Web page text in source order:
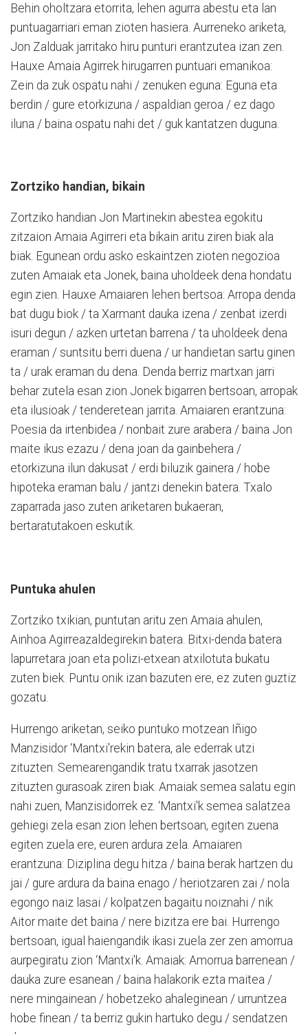
Behin oholtzara etorrita, lehen agurra abestu eta lan
puntuagarriari eman zioten hasiera. Aurreneko ariketa,
Jon Zalduak jarritako hiru punturi erantzutea izan zen.
Hauxe Amaia Agirrek hirugarren puntuari emanikoa:
Zein da zuk ospatu nahi / zenuken eguna: Eguna eta
berdin / gure etorkizuna / aspaldian geroa / ez dago
iluna / baina ospatu nahi det / guk kantatzen duguna.
Zortziko handian, bikain
Zortziko handian Jon Martinekin abestea egokitu
zitzaion Amaia Agirreri eta bikain aritu ziren biak ala
biak. Egunean ordu asko eskaintzen zioten negozioa
zuten Amaiak eta Jonek, baina uholdeek dena hondatu
egin zien. Hauxe Amaiaren lehen bertsoa: Arropa denda
bat dugu biok / ta Xarmant dauka izena / zenbat izerdi
isuri degun / azken urtetan barrena / ta uholdeek dena
eraman / suntsitu berri duena / ur handietan sartu ginen
ta / urak eraman du dena. Denda berriz martxan jarri
behar zutela esan zion Jonek bigarren bertsoan, arropak
eta ilusioak / tenderetean jarrita. Amaiaren erantzuna:
Poesia da irtenbidea / nonbait zure arabera / baina Jon
maite ikus ezazu / dena joan da gainbehera /
etorkizuna ilun dakusat / erdi biluzik gainera / hobe
hipoteka eraman balu / jantzi denekin batera. Txalo
zaparrada jaso zuten ariketaren bukaeran,
bertaratutakoen eskutik.
Puntuka ahulen
Zortziko txikian, puntutan aritu zen Amaia ahulen,
Ainhoa Agirreazaldegirekin batera. Bitxi-denda batera
lapurretara joan eta polizi-etxean atxilotuta bukatu
zuten biek. Puntu onik izan bazuten ere, ez zuten guztiz
gozatu.
Hurrengo ariketan, seiko puntuko motzean Iñigo
Manzisidor ‘Mantxi'rekin batera, ale ederrak utzi
zituzten. Semearengandik tratu txarrak jasotzen
zituzten gurasoak ziren biak. Amaiak semea salatu egin
nahi zuen, Manzisidorrek ez. ‘Mantxi'k semea salatzea
gehiegi zela esan zion lehen bertsoan, egiten zuena
egiten zuela ere, euren ardura zela. Amaiaren
erantzuna: Diziplina degu hitza / baina berak hartzen du
jai / gure ardura da baina enago / heriotzaren zai / nola
egongo naiz lasai / kolpatzen bagaitu noiznahi / nik
Aitor maite det baina / nere bizitza ere bai. Hurrengo
bertsoan, igual haiengandik ikasi zuela zer zen amorrua
aurpegiratu zion ‘Mantxi'k. Amaiak: Amorrua barrenean /
dauka zure esanean / baina halakorik ezta maitea /
nere mingainean / hobetzeko ahaleginean / urruntzea
hobe finean / ta berriz gukin hartuko degu / sendatzen